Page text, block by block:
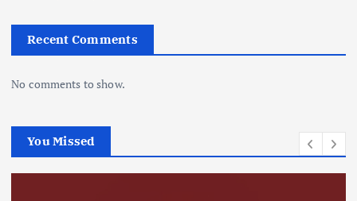
Recent Comments
No comments to show.
You Missed